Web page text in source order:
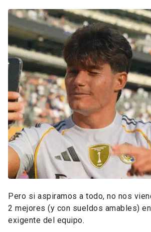
Pero si aspiramos a todo, no nos
2 mejores (y con sueldos amables)
exigente del equipo.